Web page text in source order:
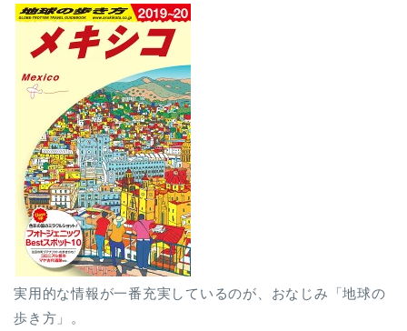
実用的な情報が一番充実しているのが、おなじみ「地球の
歩き方」。